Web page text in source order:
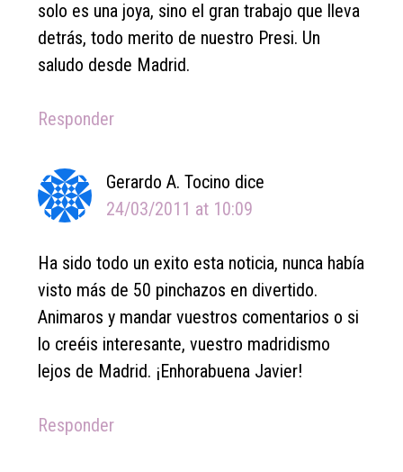
solo es una joya, sino el gran trabajo que lleva
detrás, todo merito de nuestro Presi. Un
saludo desde Madrid.
Responder
Gerardo A. Tocino dice
24/03/2011 at 10:09
Ha sido todo un exito esta noticia, nunca había
visto más de 50 pinchazos en divertido.
Animaros y mandar vuestros comentarios o si
lo creéis interesante, vuestro madridismo
lejos de Madrid. ¡Enhorabuena Javier!
Responder